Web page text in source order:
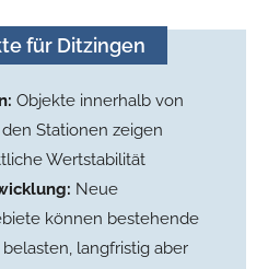
für Ditzingen
Objekte innerhalb von
Stationen zeigen
Wertstabilität
Neue
können bestehende
langfristig aber